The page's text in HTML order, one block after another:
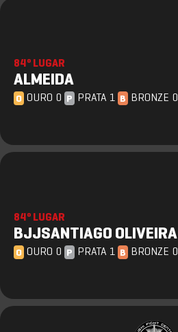
84º LUGAR
ALMEIDA
O OURO 0 P PRATA 1 B BRONZE 0
84º LUGAR
BJJSANTIAGO OLIVEIRA
O OURO 0 P PRATA 1 B BRONZE 0